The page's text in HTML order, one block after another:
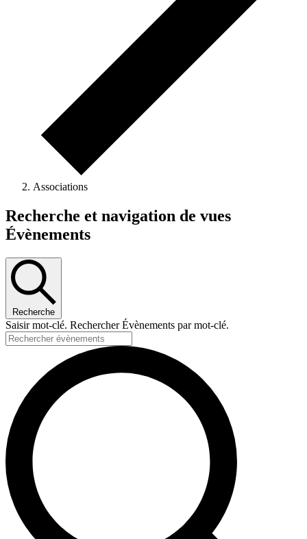
Associations
Évènements
for
Recherche et navigation de vues
Évènements
Recherche
Saisir mot-clé. Rechercher Évènements par mot-clé.